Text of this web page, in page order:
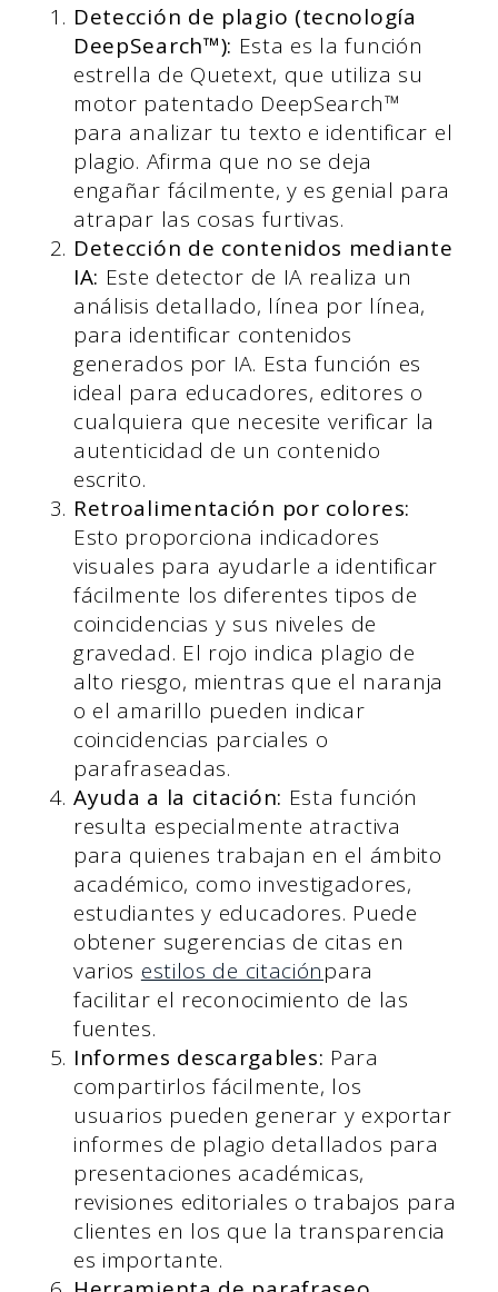
Detección de plagio (tecnología
DeepSearch™): Esta es la función
estrella de Quetext, que utiliza su
motor patentado DeepSearch™
para analizar tu texto e identificar el
plagio. Afirma que no se deja
engañar fácilmente, y es genial para
atrapar las cosas furtivas.
Detección de contenidos mediante
IA: Este detector de IA realiza un
análisis detallado, línea por línea,
para identificar contenidos
generados por IA. Esta función es
ideal para educadores, editores o
cualquiera que necesite verificar la
autenticidad de un contenido
escrito.
Retroalimentación por colores:
Esto proporciona indicadores
visuales para ayudarle a identificar
fácilmente los diferentes tipos de
coincidencias y sus niveles de
gravedad. El rojo indica plagio de
alto riesgo, mientras que el naranja
o el amarillo pueden indicar
coincidencias parciales o
parafraseadas.
Ayuda a la citación: Esta función
resulta especialmente atractiva
para quienes trabajan en el ámbito
académico, como investigadores,
estudiantes y educadores. Puede
obtener sugerencias de citas en
varios estilos de citaciónpara
facilitar el reconocimiento de las
fuentes.
Informes descargables: Para
compartirlos fácilmente, los
usuarios pueden generar y exportar
informes de plagio detallados para
presentaciones académicas,
revisiones editoriales o trabajos para
clientes en los que la transparencia
es importante.